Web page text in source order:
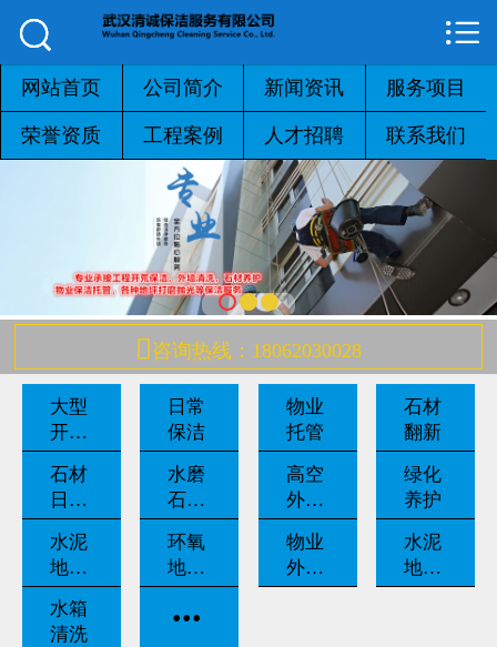
公司简介
新闻资讯
服务项目
荣誉资质
工程案例
人才招聘
联系我们
 

网站首页 公司简介 新闻资讯 服务项目
荣誉资质 工程案例 人才招聘 联系我们
咨询热线：18062030028
大型
开荒
保洁
日常
保洁
物业
托管
石材
翻新
石材
日常
养护
水磨
石翻
新
高空
外墙
清洗
绿化
养护
水泥
地坪
固化
环氧
地坪
漆
物业
外包
保洁
水泥
地坪
打磨
水箱
清洗
...